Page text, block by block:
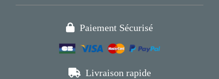
 Paiement Sécurisé
 Livraison rapide